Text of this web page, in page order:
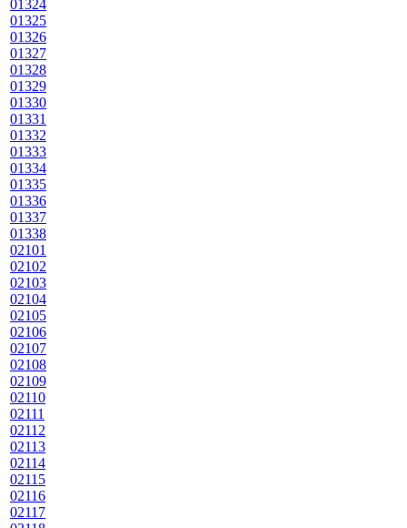
01324
01325
01326
01327
01328
01329
01330
01331
01332
01333
01334
01335
01336
01337
01338
02101
02102
02103
02104
02105
02106
02107
02108
02109
02110
02111
02112
02113
02114
02115
02116
02117